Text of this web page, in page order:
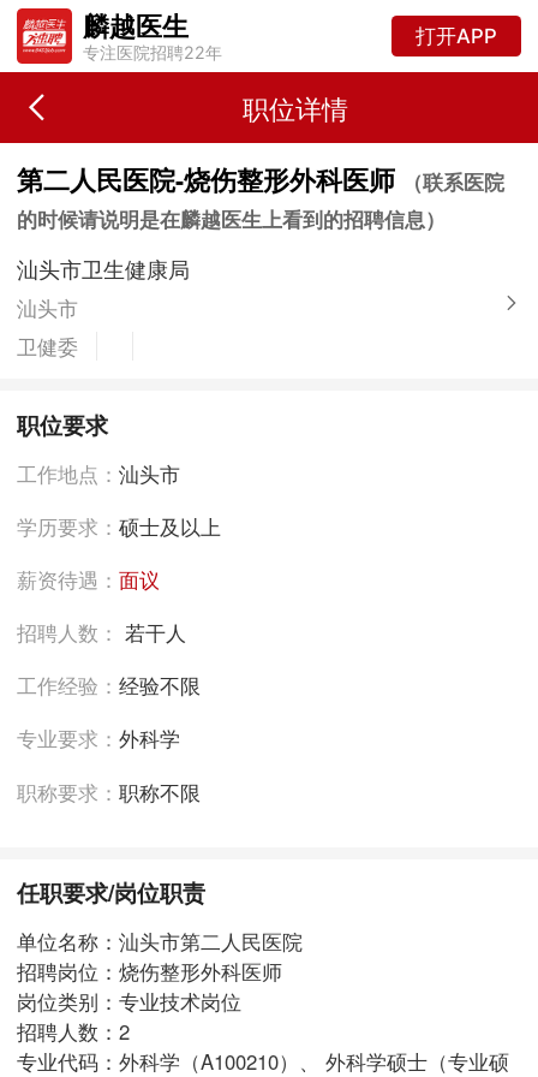
麟越医生
专注医院招聘22年
打开APP
职位详情
第二人民医院-烧伤整形外科医师
（联系医院
的时候请说明是在麟越医生上看到的招聘信息）
汕头市卫生健康局
汕头市
卫健委
职位要求
工作地点：汕头市
学历要求：硕士及以上
薪资待遇：面议
招聘人数：若干人
工作经验：经验不限
专业要求：外科学
职称要求：职称不限
任职要求/岗位职责
单位名称：汕头市第二人民医院
招聘岗位：烧伤整形外科医师
岗位类别：专业技术岗位
招聘人数：2
专业代码：外科学（A100210）、 外科学硕士（专业硕